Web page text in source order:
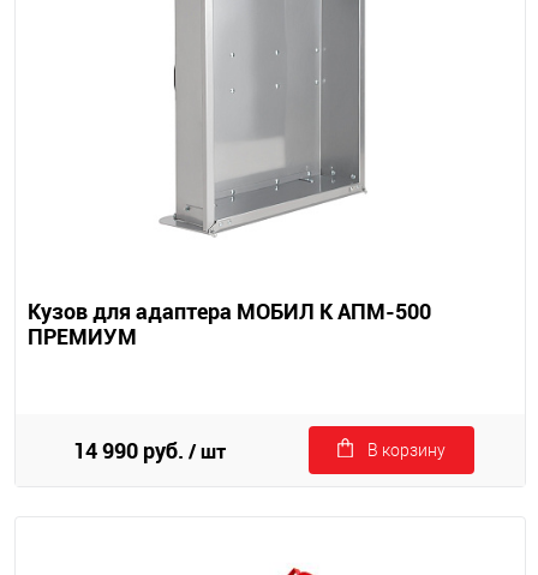
Кузов для адаптера МОБИЛ К АПМ-500
ПРЕМИУМ
14 990 руб. / шт В корзину